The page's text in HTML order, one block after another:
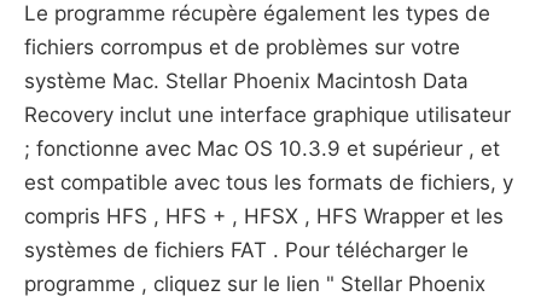
Le programme récupère également les types de
fichiers corrompus et de problèmes sur votre
système Mac. Stellar Phoenix Macintosh Data
Recovery inclut une interface graphique utilisateur
; fonctionne avec Mac OS 10.3.9 et supérieur , et
est compatible avec tous les formats de fichiers, y
compris HFS , HFS + , HFSX , HFS Wrapper et les
systèmes de fichiers FAT . Pour télécharger le
programme , cliquez sur le lien " Stellar Phoenix